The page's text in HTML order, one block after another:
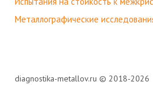
Металлографические
diagnostika-metallov.ru © 2018-2026